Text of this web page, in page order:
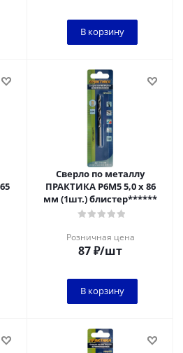
В корзину
Сверло по металлу
ПРАКТИКА Р6М5 5,0 х 86
мм (1шт.) блистер******
Розничная цена
87₽/шт
В корзину